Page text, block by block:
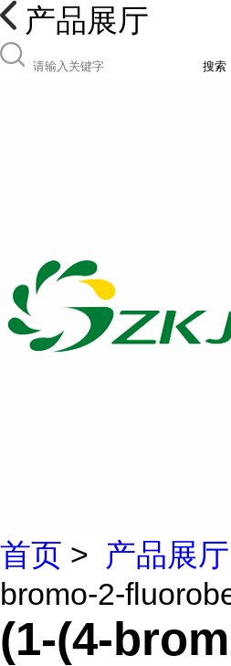
产品展厅
搜索
首页 > 产品展厅
bromo-2-
(1-(4-